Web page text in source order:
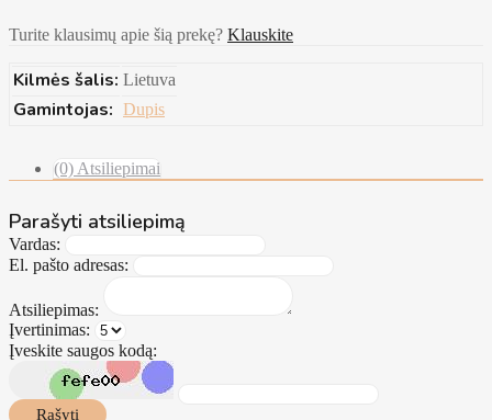
Turite klausimų apie šią prekę? Klauskite
Kilmės šalis: Lietuva
Gamintojas: Dupis
(0) Atsiliepimai
Parašyti atsiliepimą
Vardas:
El. pašto adresas:
Atsiliepimas:
Įvertinimas:
Įveskite saugos kodą:
Rašyti